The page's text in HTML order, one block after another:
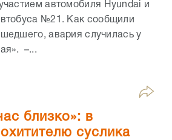
автомобиля Hyundai и
№21. Как сообщили
авария случилась у
–...
близко»: в
суслика